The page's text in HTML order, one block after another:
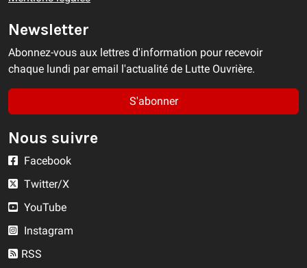
Newsletter
Abonnez-vous aux lettres d'information pour recevoir
chaque lundi par email l'actualité de Lutte Ouvrière.
S'abonner
Nous suivre
Facebook
Twitter/X
YouTube
Instagram
RSS